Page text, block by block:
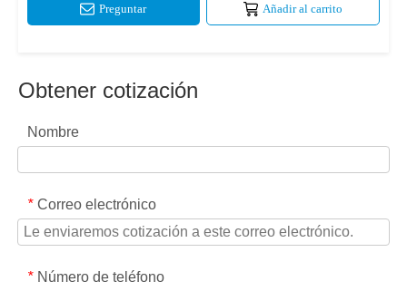
Preguntar Añadir al carrito
Obtener cotización
Nombre
* Correo electrónico
* Número de teléfono